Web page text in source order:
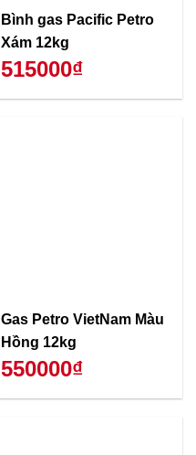
Bình gas Pacific Petro
Xám 12kg
515000₫
Gas Petro VietNam Màu
Hồng 12kg
550000₫